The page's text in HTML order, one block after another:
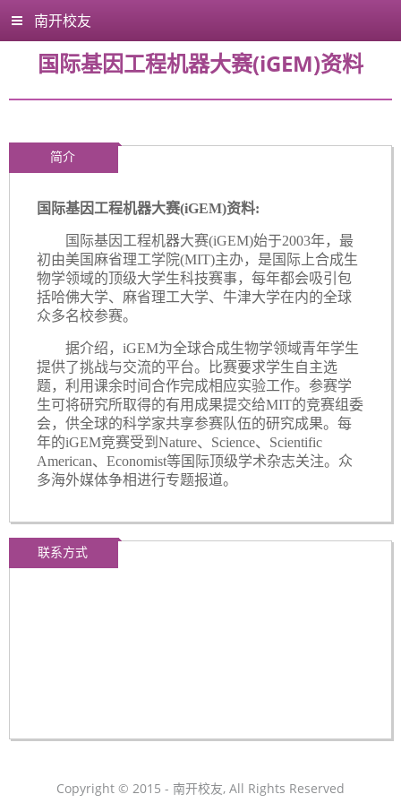
南开校友
国际基因工程机器大赛(iGEM)资料
简介
国际基因工程机器大赛(iGEM)资料:
国际基因工程机器大赛(iGEM)始于2003年，最
初由美国麻省理工学院(MIT)主办，是国际上合成生
物学领域的顶级大学生科技赛事，每年都会吸引包
括哈佛大学、麻省理工大学、牛津大学在内的全球
众多名校参赛。
据介绍， iGEM为全球合成生物学领域青年学生
提供了挑战与交流的平台。比赛要求学生自主选
题，利用课余时间合作完成相应实验工作。参赛学
生可将研究所取得的有用成果提交给MIT的竞赛组委
会，供全球的科学家共享参赛队伍的研究成果。每
年的iGEM竞赛受到Nature、Science、Scientific
American、Economist等国际顶级学术杂志关注。众
多海外媒体争相进行专题报道。
联系方式
Copyright © 2015 - 南开校友, All Rights Reserved